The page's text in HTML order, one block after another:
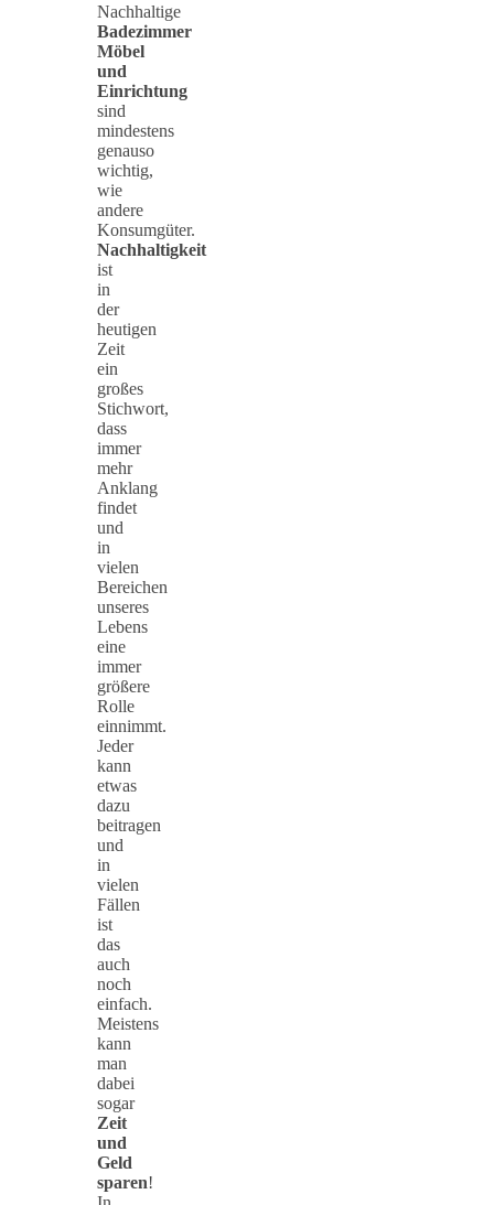
Nachhaltige
Badezimmer
Möbel
und
Einrichtung
sind
mindestens
genauso
wichtig,
wie
andere
Konsumgüter.
Nachhaltigkeit
ist
in
der
heutigen
Zeit
ein
großes
Stichwort,
dass
immer
mehr
Anklang
findet
und
in
vielen
Bereichen
unseres
Lebens
eine
immer
größere
Rolle
einnimmt.
Jeder
kann
etwas
dazu
beitragen
und
in
vielen
Fällen
ist
das
auch
noch
einfach.
Meistens
kann
man
dabei
sogar
Zeit
und
Geld
sparen!